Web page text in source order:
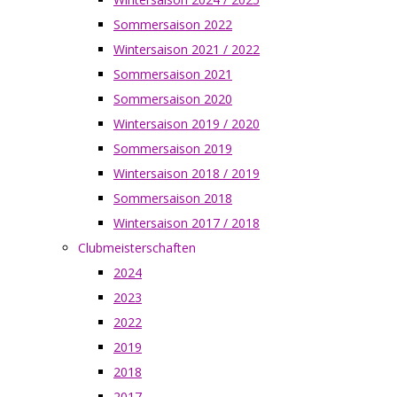
Sommersaison 2022
Wintersaison 2021 / 2022
Sommersaison 2021
Sommersaison 2020
Wintersaison 2019 / 2020
Sommersaison 2019
Wintersaison 2018 / 2019
Sommersaison 2018
Wintersaison 2017 / 2018
Clubmeisterschaften
2024
2023
2022
2019
2018